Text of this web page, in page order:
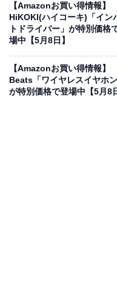
HUAWEIの「スマー
25％オフで登場
【Amazonお買い得情報】
HiKOKI(ハイコーキ)「イン
トドライバー」が特別価格
場中【5月8日】
【Amazonお買い得情報】
Beats「ワイヤレスイヤホン
が特別価格で登場中【5月8